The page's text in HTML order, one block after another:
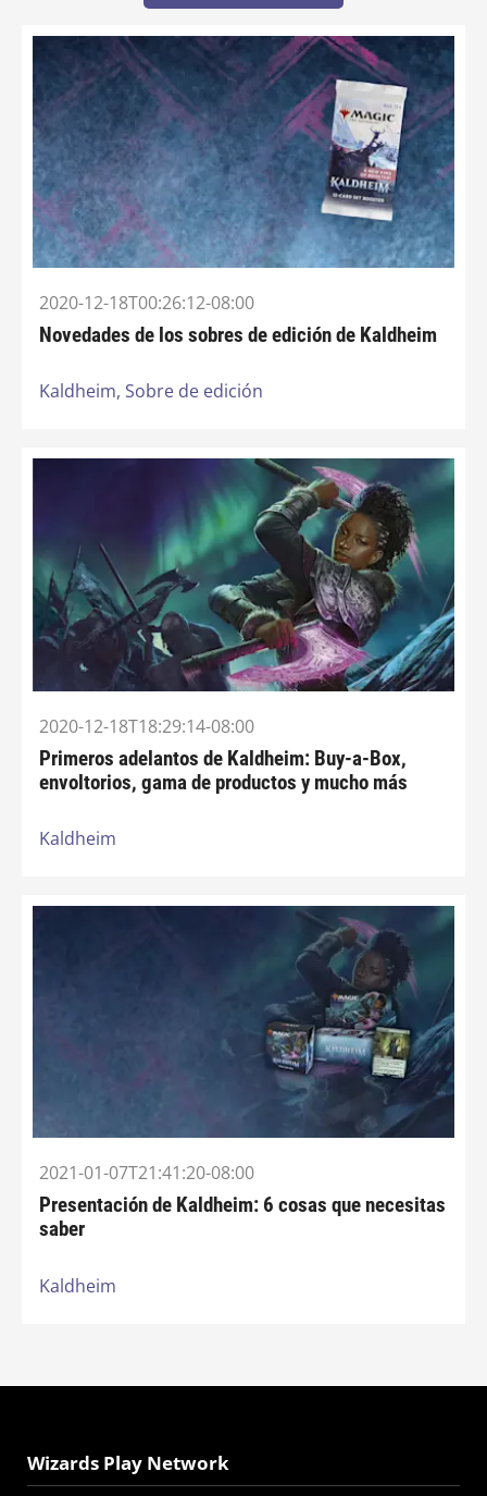
2020-12-18T00:26:12-08:00
Novedades de los sobres de edición de Kaldheim
Kaldheim, Sobre de edición
2020-12-18T18:29:14-08:00
Primeros adelantos de Kaldheim: Buy-a-Box,
envoltorios, gama de productos y mucho más
Kaldheim
2021-01-07T21:41:20-08:00
Presentación de Kaldheim: 6 cosas que necesitas
saber
Kaldheim
Wizards Play Network